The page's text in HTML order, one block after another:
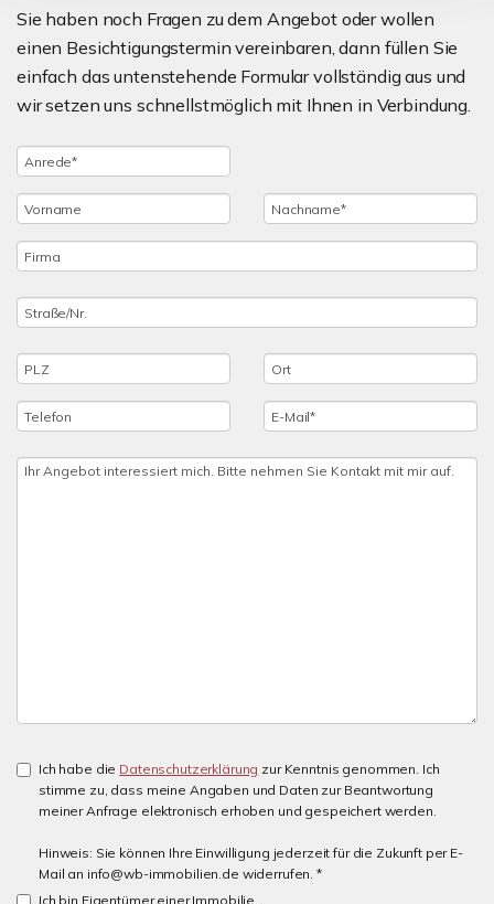
Sie haben noch Fragen zu dem Angebot oder wollen
einen Besichtigungstermin vereinbaren, dann füllen Sie
einfach das untenstehende Formular vollständig aus und
wir setzen uns schnellstmöglich mit Ihnen in Verbindung.
Ich habe die Datenschutzerklärung zur Kenntnis genommen. Ich
stimme zu, dass meine Angaben und Daten zur Beantwortung
meiner Anfrage elektronisch erhoben und gespeichert werden.
Hinweis: Sie können Ihre Einwilligung jederzeit für die Zukunft per E-
Mail an info@wb-immobilien.de widerrufen. *
Ich bin Eigentümer einer Immobilie.